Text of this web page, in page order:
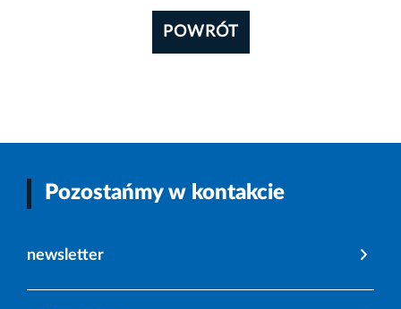
POWRÓT
Pozostańmy w kontakcie
newsletter